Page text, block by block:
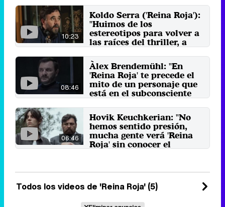
10:23
Koldo Serra ('Reina Roja'):
"Huimos de los
estereotipos para volver a
las raíces del thriller, a
Hitchcock"
El director nos cuenta junto a la
showrunner Amaya Muruzabal y
el guionista Salvador ...
5 de marzo 2024
08:46
Àlex Brendemühl: "En
'Reina Roja' te precede el
mito de un personaje que
está en el subconsciente
de la gente"
El actor nos cuenta junto a Nacho
Fresneda y Celia Freijeiro cómo
han trabajado sus ...
2 de marzo 2024
06:46
Hovik Keuchkerian: "No
hemos sentido presión,
mucha gente verá 'Reina
Roja' sin conocer el
Vicky Luengo para interpretar a
29 de febrero 2024
Todos los videos de 'Reina Roja' (5)